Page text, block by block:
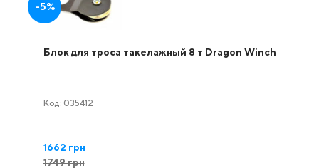
-5%
Блок для троса такелажный 8 т Dragon Winch
Код: 035412
1662 грн
1749 грн